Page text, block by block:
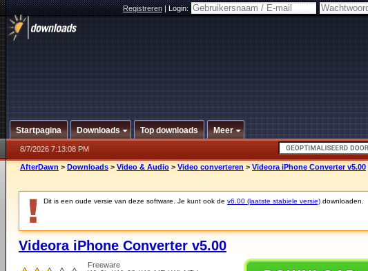
Registreren|Login:
Startpagina Downloads Top downloads Meer
8/7/2026 7:13:08 PM
AfterDawn > Downloads > Video & Audio > Video converteren > Videora iPhone Converter v5.00
Dit is een oude versie van deze software. Je kunt ook de v6.00 (laatste stabiele versie) downloaden.
Videora iPhone Converter v5.00
Freeware